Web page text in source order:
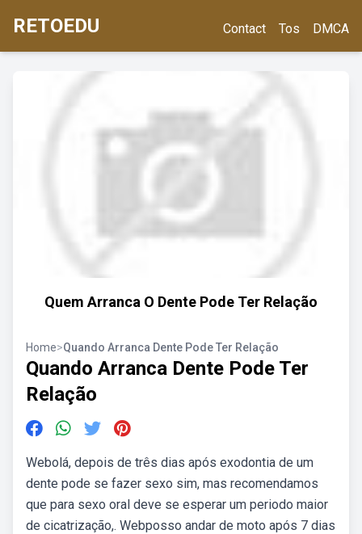
RETOEDU Contact Tos DMCA
Quem Arranca O Dente Pode Ter Relação
Home>Quando Arranca Dente Pode Ter Relação
Quando Arranca Dente Pode Ter
Relação
Webolá, depois de três dias após exodontia de um
dente pode se fazer sexo sim, mas recomendamos
que para sexo oral deve se esperar um periodo maior
de cicatrização,. Webposso andar de moto após 7 dias